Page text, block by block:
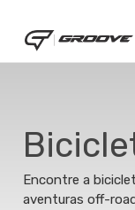
main
content
Encontre a
aventuras off-